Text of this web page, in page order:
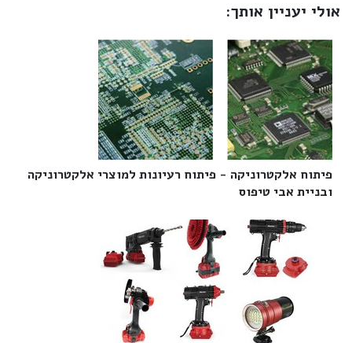
אולי יעניין אותך:
פיתוח אלקטרוניקה - פיתוח רעיונות למוצרי אלקטרוניקה
ובניית אבי טיפוס‎